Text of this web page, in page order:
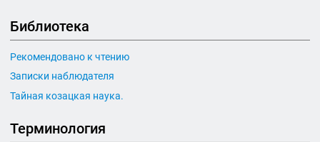
Библиотека
Рекомендовано к чтению
Записки наблюдателя
Тайная козацкая наука.
Терминология